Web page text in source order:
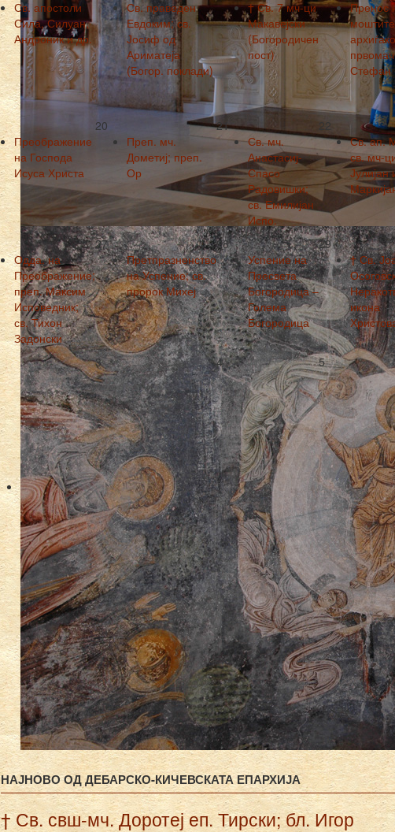
НАЈНОВО ОД ДЕБАРСКО-КИЧЕВСКАТА ЕПАРХИЈА
† Св. свш-мч. Доротеј еп. Тирски; бл. Игор
Св. апостоли
Сила, Силуан,
Андроник и др.
Св. праведен
Евдоким; св.
Јосиф од
Ариматеја
(Богор. поклади)
† Св. 7 мч-ци
Макавејски
(Богородичен
пост)
Пренос
Стефан
Преображение
на Господа
Исуса Христа
20
Преп. мч.
Дометиј; преп.
Ор
21
Св. мч.
Анастасиј-
Спасо
Радовишки;
св. Емилијан
Испо.
22
Св. ап.
св. мч-
Јулијан
Одда. на
Преображение;
преп. Максим
Исповедник;
св. Тихон
Задонски
27
Претпразненство
на Успение; св.
пророк Михеј
28
Успение на
Пресвета
Богородица –
Голема
Богородица
29
† Св.
икона
3 4 5